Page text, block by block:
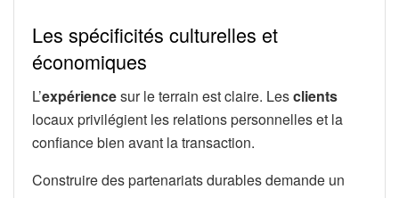
Les spécificités culturelles et
économiques
L’expériencesur le terrain est claire. Lesclients
locaux privilégient les relations personnelles et la
confiance bien avant la transaction.
Construire des partenariats durables demande un